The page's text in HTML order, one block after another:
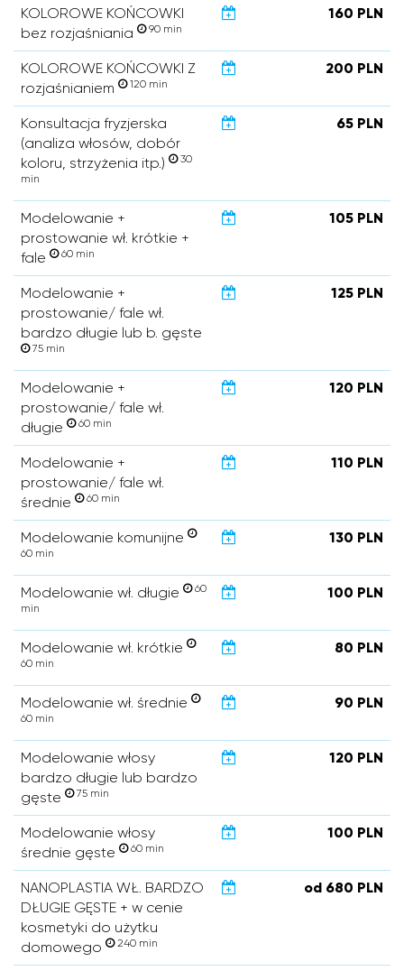
KOLOROWE KOŃCOWKI
bez rozjaśniania
90 min
160 PLN
KOLOROWE KOŃCOWKI Z
rozjaśnianiem
120 min
200 PLN
Konsultacja fryzjerska
(analiza włosów, dobór
koloru, strzyżenia itp.)
30
min
65 PLN
Modelowanie +
prostowanie wł. krótkie +
fale
60 min
105 PLN
Modelowanie +
prostowanie/ fale wł.
bardzo długie lub b. gęste
75 min
125 PLN
Modelowanie +
prostowanie/ fale wł.
długie
60 min
120 PLN
Modelowanie +
prostowanie/ fale wł.
średnie
60 min
110 PLN
Modelowanie komunijne
60 min
130 PLN
Modelowanie wł. długie
60
min
100 PLN
Modelowanie wł. krótkie
60 min
80 PLN
Modelowanie wł. średnie
60 min
90 PLN
Modelowanie włosy
bardzo długie lub bardzo
gęste
75 min
120 PLN
Modelowanie włosy
średnie gęste
60 min
100 PLN
NANOPLASTIA WŁ. BARDZO
DŁUGIE GĘSTE + w cenie
kosmetyki do użytku
domowego
240 min
od 680 PLN